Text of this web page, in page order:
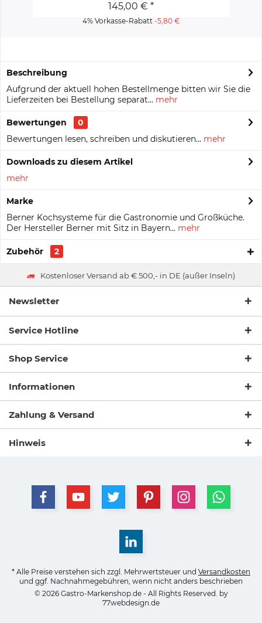
145,00 € *
4% Vorkasse-Rabatt -5,80 €
Beschreibung
Aufgrund der aktuell hohen Bestellmenge bitten wir Sie die
Lieferzeiten bei Bestellung separat... mehr
Bewertungen
0
Bewertungen lesen, schreiben und diskutieren... mehr
Downloads zu diesem Artikel
mehr
Marke
Berner Kochsysteme für die Gastronomie und Großküche.
Der Hersteller Berner mit Sitz in Bayern... mehr
Zubehör 2
Kostenloser Versand ab € 500,- in DE (außer Inseln)
Newsletter
Service Hotline
Shop Service
Informationen
Zahlung & Versand
Hinweis
* Alle Preise verstehen sich zzgl. Mehrwertsteuer und Versandkosten
und ggf. Nachnahmegebühren, wenn nicht anders beschrieben
© 2026 Gastro-Markenshop.de - All Rights Reserved. by
77webdesign.de